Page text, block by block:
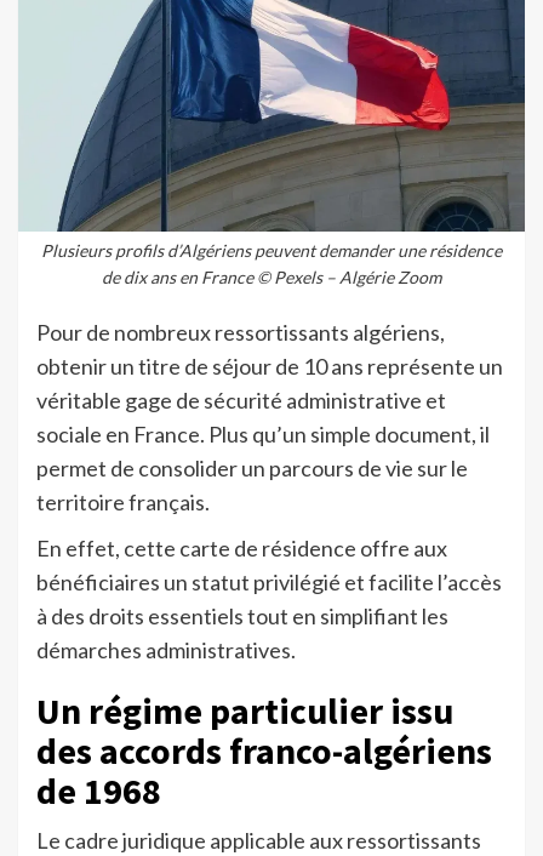
Plusieurs profils d’Algériens peuvent demander une résidence
de dix ans en France © Pexels – Algérie Zoom
Pour de nombreux ressortissants algériens,
obtenir un titre de séjour de 10 ans représente un
véritable gage de sécurité administrative et
sociale en France. Plus qu’un simple document, il
permet de consolider un parcours de vie sur le
territoire français.
En effet, cette carte de résidence offre aux
bénéficiaires un statut privilégié et facilite l’accès
à des droits essentiels tout en simplifiant les
démarches administratives.
Un régime particulier issu
des accords franco-algériens
de 1968
Le cadre juridique applicable aux ressortissants